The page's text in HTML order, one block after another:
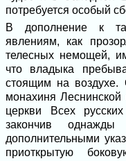
потребуется особый
В дополнение к
явлениям, как
телесных немощей,
что владыка
стоящим на воздухе.
монахиня Леснинской
церкви Всех
закончив
дополнительными
приоткрытую